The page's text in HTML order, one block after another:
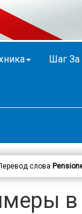
Шаг
слова
в